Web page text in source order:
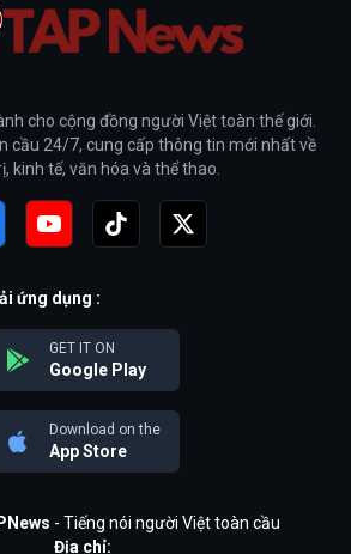
cho cộng đồng người Việt toàn thế giới.
cầu 24/7, cung cấp thông tin mới nhất về
kinh tế, văn hóa và thể thao.
ứng dụng :
GET IT ON
Google Play
Download on the
App Store
- Tiếng nói người Việt toàn cầu
Địa chỉ: